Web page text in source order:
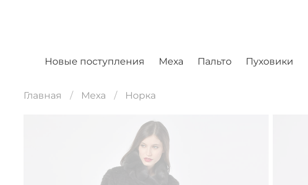
Новые поступления Меха Пальто Пуховики
Главная Меха Норка